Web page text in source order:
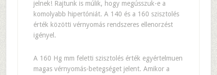
jelnek! Rajtunk is múlik, hogy megússzuk-e a
komolyabb hipertóniát. A 140 és a 160 szisztolés
érték közötti vérnyomás rendszeres ellenorzést
igényel.
A 160 Hg mm feletti szisztolés érték egyértelmuen
magas vérnyomás-betegséget jelent. Amikor a